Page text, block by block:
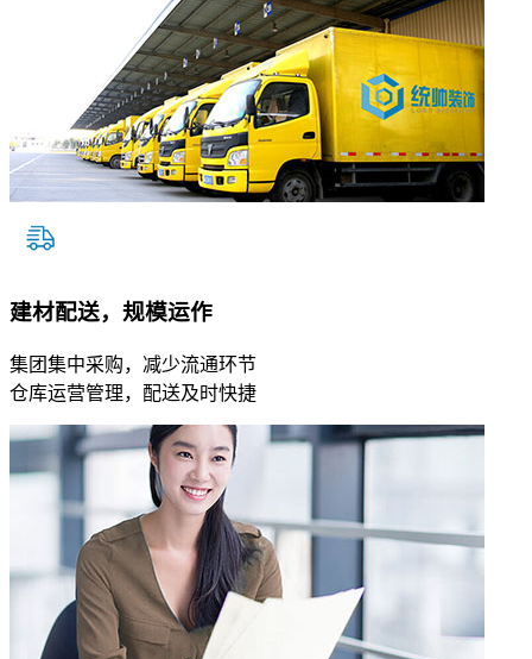
建材配送，规模运作
集团集中采购，减少流通环节
仓库运营管理，配送及时快捷